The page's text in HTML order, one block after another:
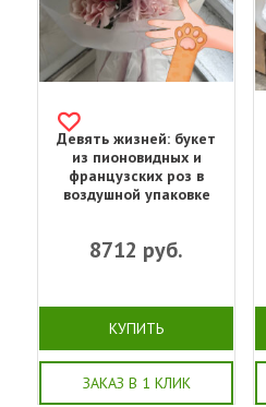
Девять жизней: букет
из пионовидных и
французских роз в
воздушной упаковке
8712 руб.
КУПИТЬ
ЗАКАЗ В 1 КЛИК